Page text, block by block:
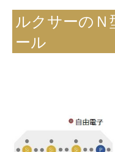
ルクサーのＮ
ール